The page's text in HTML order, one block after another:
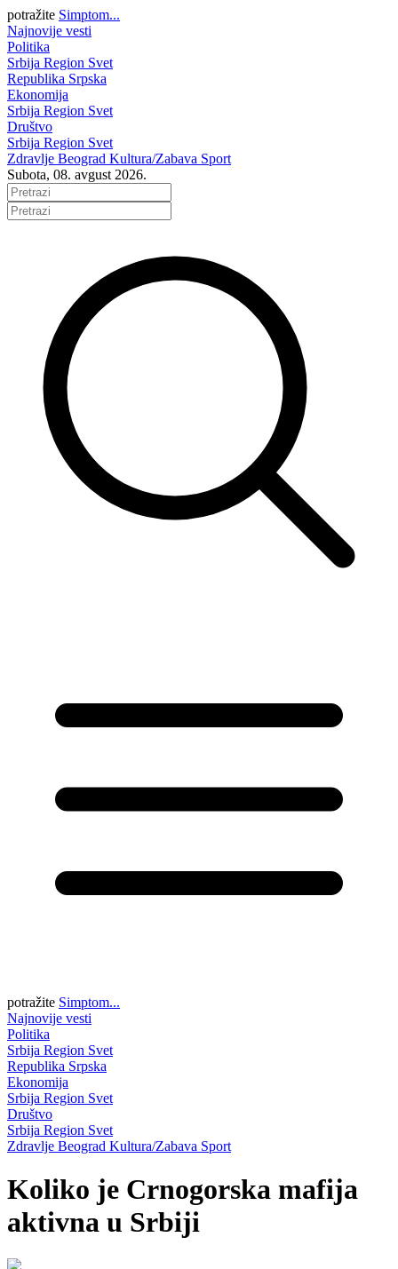
potražite Simptom...
Najnovije vesti
Politika
Srbija Region Svet
Republika Srpska
Ekonomija
Srbija Region Svet
Društvo
Srbija Region Svet
Zdravlje Beograd Kultura/Zabava Sport
Subota, 08. avgust 2026.
potražite Simptom...
Najnovije vesti
Politika
Srbija Region Svet
Republika Srpska
Ekonomija
Srbija Region Svet
Društvo
Srbija Region Svet
Zdravlje Beograd Kultura/Zabava Sport
Koliko je Crnogorska mafija
aktivna u Srbiji